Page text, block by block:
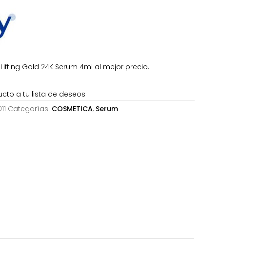
Gold 24K Serum 4ml al mejor precio.
a tu lista de deseos
Categorías: COSMETICA, Serum